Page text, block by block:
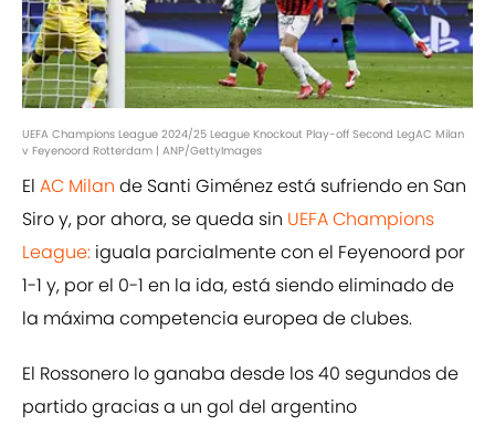
UEFA Champions League 2024/25 League Knockout Play-off Second LegAC Milan
v Feyenoord Rotterdam | ANP/GettyImages
El AC Milan de Santi Giménez está sufriendo en San
Siro y, por ahora, se queda sin UEFA Champions
League: iguala parcialmente con el Feyenoord por
1-1 y, por el 0-1 en la ida, está siendo eliminado de
la máxima competencia europea de clubes.
El Rossonero lo ganaba desde los 40 segundos de
partido gracias a un gol del argentino